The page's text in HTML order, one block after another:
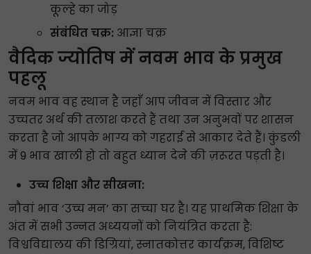
कूल्हे का जोड़
संबंधित चक्र: आज्ञा चक्र
वैदिक ज्योतिष में नवम भाव के प्रमुख
पहलू
नवम भाव वह स्थान है जहाँ आप जीवन में विस्तार और
उच्चतर अर्थ की तलाश करते हैं तथा उन अनुभवों पर शासन
करता है जो आपके भाग्य को गहराई से आकार देते हैं। कुंडली
में 9 भाव खाली हो तो बहुत ध्यान देने की ज़रूरत पड़ती है।
उच्च शिक्षा और सीखना:
नौवां भाव ‘उच्च मन’ का सच्चा घर है। यह प्राथमिक शिक्षा के
अंत में सभी उन्नत अध्ययनों को नियंत्रित करता है:
विश्वविद्यालय की डिग्रियां, स्नातकोत्तर कार्यक्रम, विशिष्ट